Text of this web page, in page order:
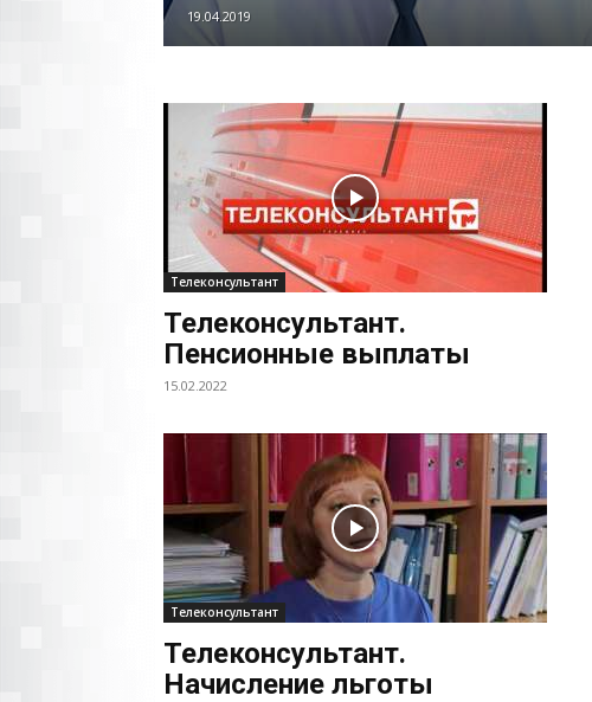
19.04.2019
Телеконсультант
Телеконсультант.
Пенсионные выплаты
15.02.2022
Телеконсультант
Телеконсультант.
Начисление льготы